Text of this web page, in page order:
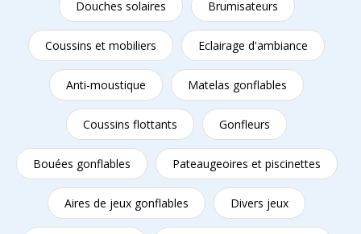
Douches solaires Brumisateurs
Coussins et mobiliers Eclairage d'ambiance
Anti-moustique Matelas gonflables
Coussins flottants Gonfleurs
Bouées gonflables Pateaugeoires et piscinettes
Aires de jeux gonflables Divers jeux